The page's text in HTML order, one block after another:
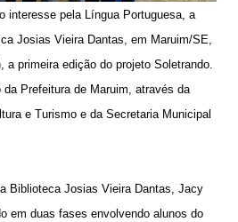
interesse pela Língua Portuguesa, a
Josias Vieira Dantas, em Maruim/SE,
a primeira edição do projeto Soletrando.
Prefeitura de Maruim, através da
e Turismo e da Secretaria Municipal
Biblioteca Josias Vieira Dantas, Jacy
em duas fases envolvendo alunos do